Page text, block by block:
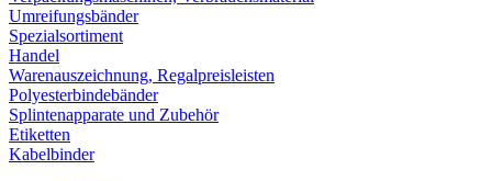
Umreifungsbänder
Spezialsortiment
Handel
Warenauszeichnung, Regalpreisleisten
Polyesterbindebänder
Splintenapparate und Zubehör
Etiketten
Kabelbinder